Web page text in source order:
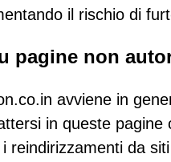
il rischio di
pagine non
avviene in
in queste
reindirizzamenti da